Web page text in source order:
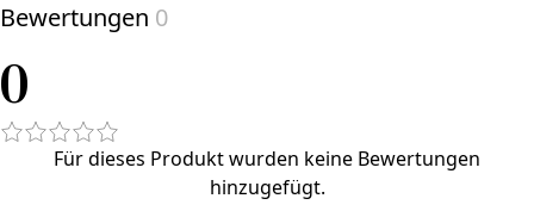
Bewertungen 0
0
Für dieses Produkt wurden keine Bewertungen
hinzugefügt.